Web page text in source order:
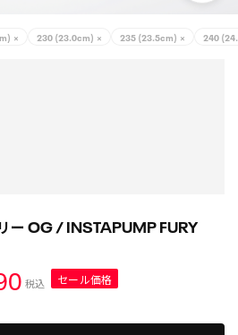
× 230 (23.0cm) × 235 (23.5cm) × 240
ー OG / INSTAPUMP FURY
税込
セール価格